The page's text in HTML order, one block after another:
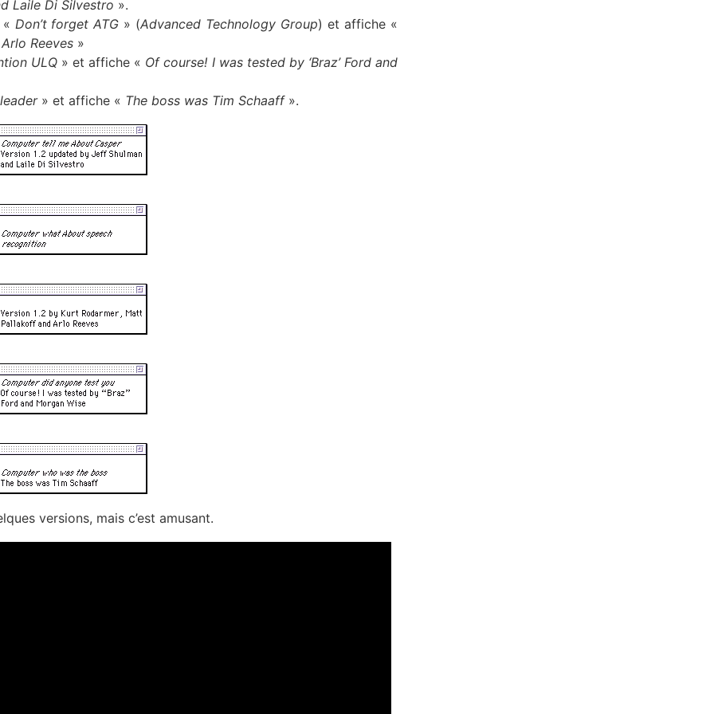
Laile Di Silvestro ».
Don’t forget ATG » (Advanced Technology Group) et affiche «
Reeves »
ULQ » et affiche « Of course! I was tested by ‘Braz’ Ford and
» et affiche « The boss was Tim Schaaff».
versions, mais c’est amusant.